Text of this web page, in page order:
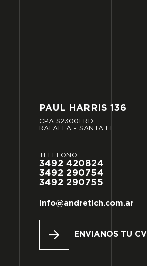
PAUL HARRIS 136
CPA S2300FRD
RAFAELA
- SANTA FE
TELÉFONO:
3492 420824
3492 290754
3492 290755
info@andretich.com.ar
ENVIANOS TU CV